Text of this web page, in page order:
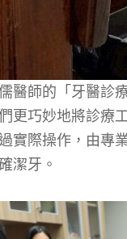
醫師的「牙醫診
更巧妙地將診療
實際操作，由專
潔牙。